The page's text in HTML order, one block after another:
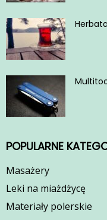
POPULARNE
Masażery
Leki na miażdżycę
Materiały polerskie